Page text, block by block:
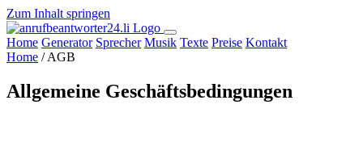
Zum Inhalt springen
Home Generator Sprecher Musik Texte Preise Kontakt
Home /AGB
Allgemeine Geschäftsbedingungen